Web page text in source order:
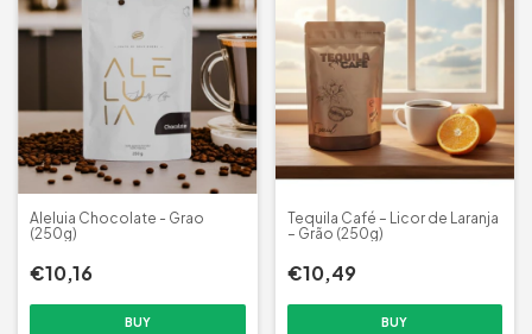
Aleluia Chocolate - Grao
(250g)
€10,16
Tequila Café – Licor de Laranja
– Grão (250g)
€10,49